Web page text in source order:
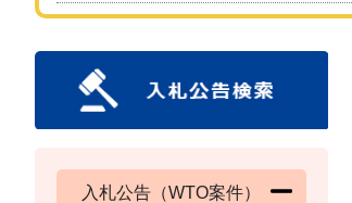
入札公告（WTO案件）